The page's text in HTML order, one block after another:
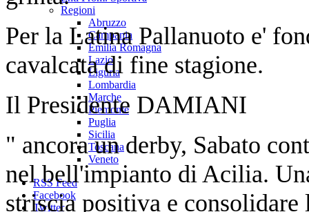
Regioni
Abruzzo
Campania
Emilia Romagna
Lazio
Liguria
Lombardia
Marche
Piemonte
Puglia
Sicilia
Toscana
Veneto
RSS Feed
Facebook
Twitter
Per la Latina Pallanuoto e'
cavalcata di fine stagione.
Il Presidente DAMIANI
" ancora un derby, Sabato
nel bell'impianto di Acilia.
striscia positiva e